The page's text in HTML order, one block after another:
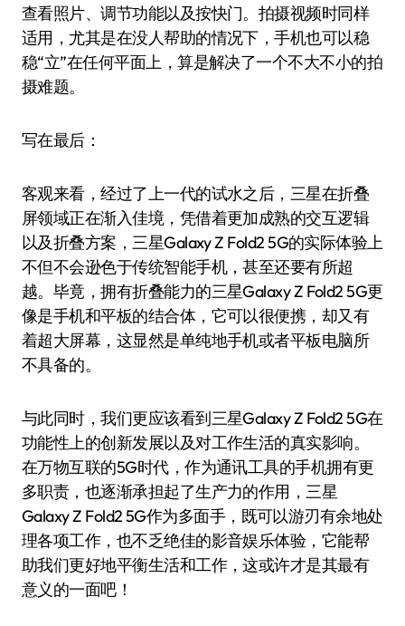
查看照片、调节功能以及按快门。拍摄视频时同样
适用，尤其是在没人帮助的情况下，手机也可以稳
稳“立”在任何平面上，算是解决了一个不大不小的拍
摄难题。
写在最后：
客观来看，经过了上一代的试水之后，三星在折叠
屏领域正在渐入佳境，凭借着更加成熟的交互逻辑
以及折叠方案，三星Galaxy Z Fold2 5G的实际体验上
不但不会逊色于传统智能手机，甚至还要有所超
越。毕竟，拥有折叠能力的三星Galaxy Z Fold2 5G更
像是手机和平板的结合体，它可以很便携，却又有
着超大屏幕，这显然是单纯地手机或者平板电脑所
不具备的。
与此同时，我们更应该看到三星Galaxy Z Fold2 5G在
功能性上的创新发展以及对工作生活的真实影响。
在万物互联的5G时代，作为通讯工具的手机拥有更
多职责，也逐渐承担起了生产力的作用，三星
Galaxy Z Fold2 5G作为多面手，既可以游刃有余地处
理各项工作，也不乏绝佳的影音娱乐体验，它能帮
助我们更好地平衡生活和工作，这或许才是其最有
意义的一面吧！